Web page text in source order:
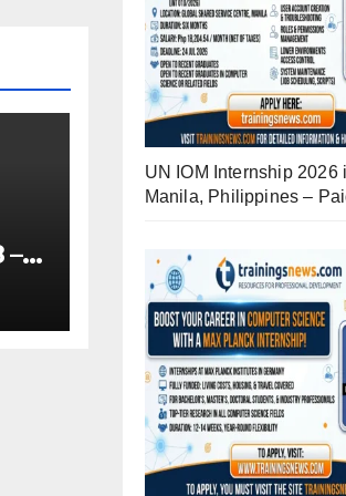
–
UN IOM Internship 2026
Manila, Philippines –